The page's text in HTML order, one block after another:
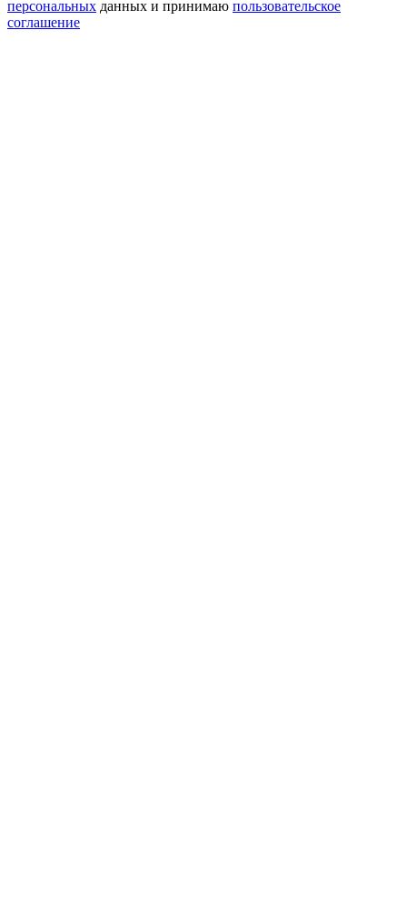
персональных данных и принимаю пользовательское
соглашение